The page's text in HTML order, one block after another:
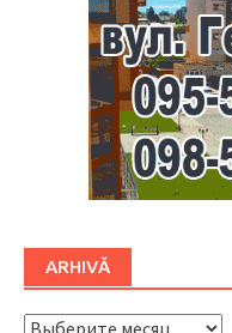
ARHIVĂ